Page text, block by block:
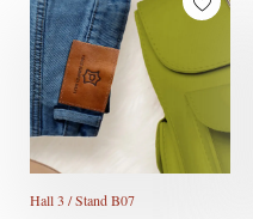
Hall 3 / Stand B07